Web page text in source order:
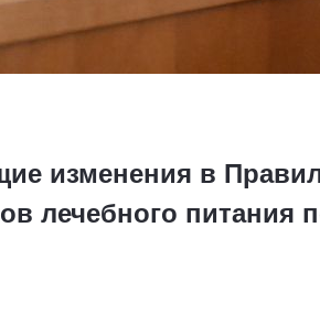
изменения в
лечебного питания